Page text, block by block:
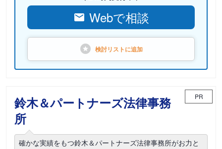
Webで相談
検討リストに追加
鈴木＆パートナーズ法律事務
所
PR
確かな実績をもつ鈴木＆パートナーズ法律事務所がお力と